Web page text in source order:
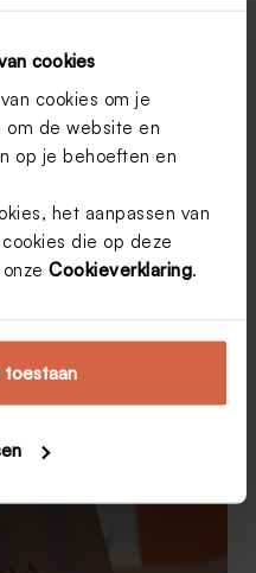
cookies
cookies om je
om de website en
op je behoeften en
het aanpassen van
die op deze
Cookieverklaring.
toestaan
de zwangerschap
Vaak een klusje
iedere ouder een
vrije loop te laten